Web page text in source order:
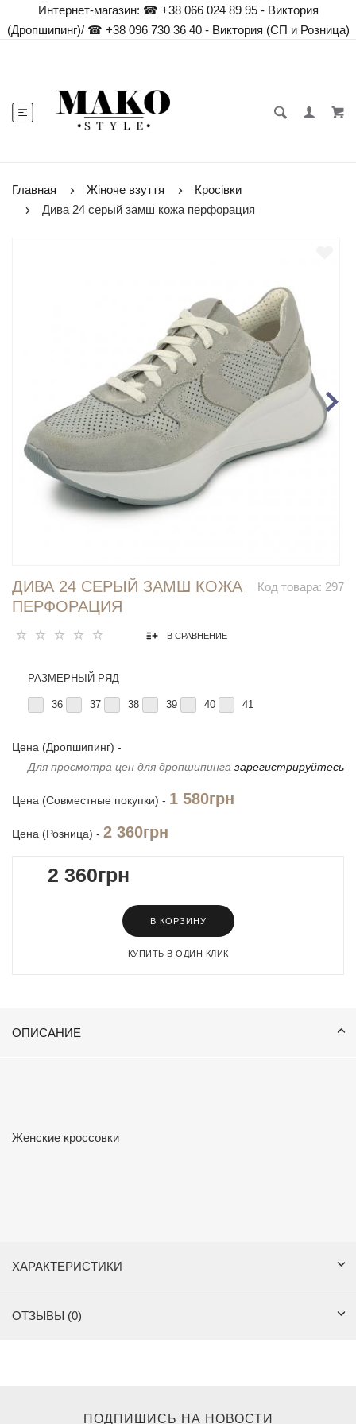
Интернет-магазин: ☎ +38 066 024 89 95 - Виктория
(Дропшипинг)/☎ +38 096 730 36 40 - Виктория (СП и Розница)
Главная Жіноче взуття
Кросівки
Дива 24 серый замш кожа перфорация
Код товара: 297
ДИВА 24 СЕРЫЙ ЗАМШ КОЖА
ПЕРФОРАЦИЯ
В СРАВНЕНИЕ
РАЗМЕРНЫЙ РЯД
36 37 38 39 40 41
Цена (Дропшипинг) -
Для просмотра цен для дропшипинга зарегистрируйтесь
Цена (Совместные покупки) - 1 580грн
Цена (Розница) - 2 360грн
2 360грн
В КОРЗИНУ
КУПИТЬ В ОДИН КЛИК
ОПИСАНИЕ
Женские кроссовки
ХАРАКТЕРИСТИКИ
ОТЗЫВЫ (0)
ПОДПИШИСЬ НА НОВОСТИ